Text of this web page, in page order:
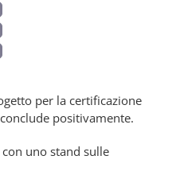
per la certificazione
positivamente.
con uno stand sulle